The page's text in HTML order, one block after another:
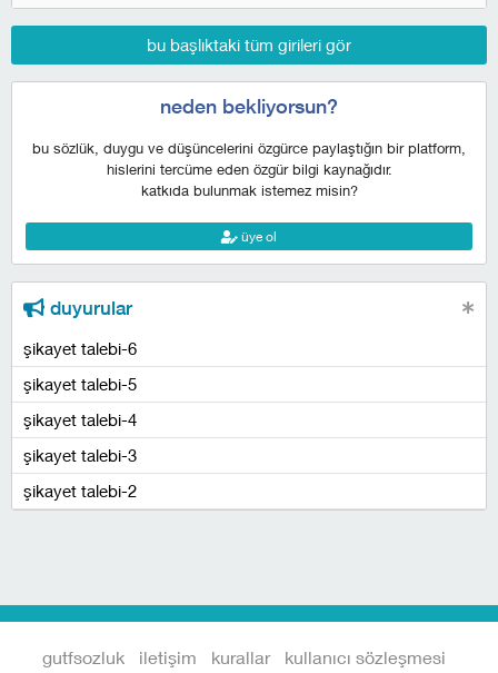
bu başlıktaki tüm girileri gör
neden bekliyorsun?
bu sözlük, duygu ve düşüncelerini özgürce paylaştığın bir platform,
hislerini tercüme eden özgür bilgi kaynağıdır.
katkıda bulunmak istemez misin?
üye ol
duyurular
şikayet talebi-6
şikayet talebi-5
şikayet talebi-4
şikayet talebi-3
şikayet talebi-2
gutfsozluk iletişim kurallar kullanıcı sözleşmesi